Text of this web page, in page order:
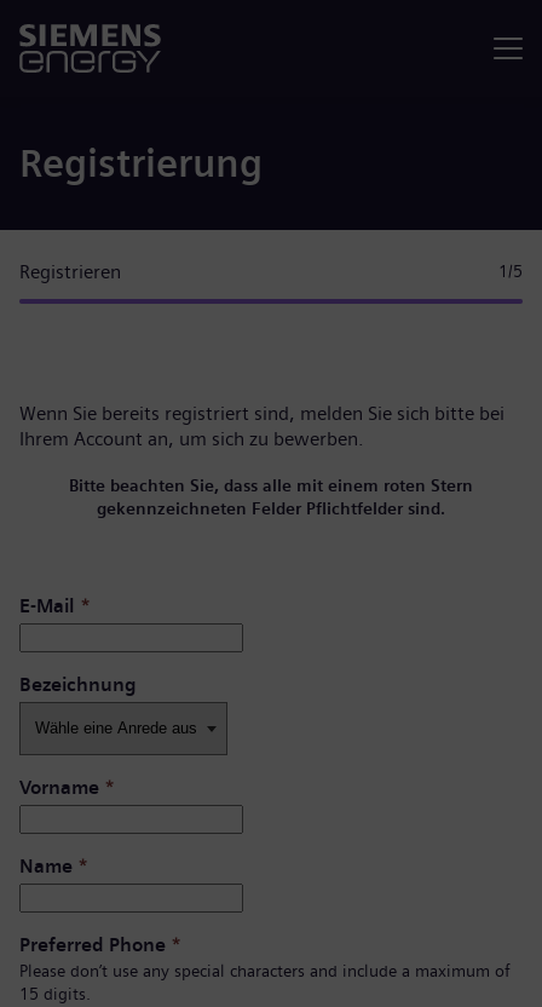
Registrierung
Registrieren 1 /5
Wenn Sie bereits registriert sind, melden Sie sich bitte bei
Ihrem Account an, um sich zu bewerben.
Bitte beachten Sie, dass alle mit einem roten Stern
gekennzeichneten Felder Pflichtfelder sind.
E-Mail *
Bezeichnung
Vorname *
Name *
Preferred Phone *
Please don’t use any special characters and include a maximum of
15 digits.